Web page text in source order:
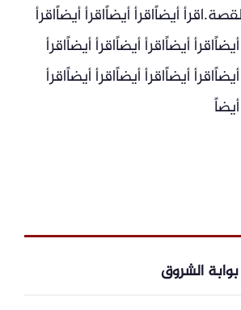
أيضاًاقرأ أيضاًاقرأ أيضاًاقرأ
أيضاًاقرأ أيضاًاقرأ أيضاًاقرأ
أيضاًاقرأ أيضاًاقرأ أيضاًاقرأ
الشروق